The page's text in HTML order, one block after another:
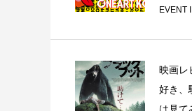
EVENT
映画レ
好き、